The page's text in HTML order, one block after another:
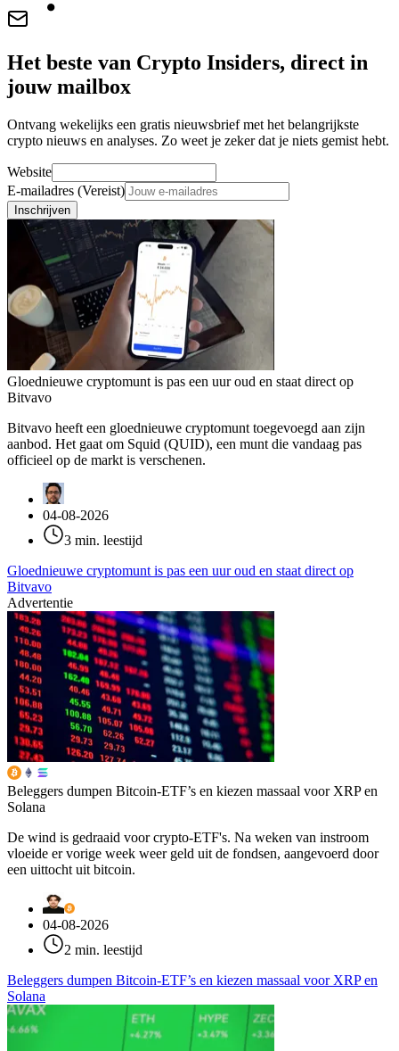
Het beste van Crypto Insiders, direct in
jouw mailbox
Ontvang wekelijks een gratis nieuwsbrief met het belangrijkste
crypto nieuws en analyses. Zo weet je zeker dat je niets gemist hebt.
Website
E-mailadres (Vereist)
Inschrijven
Gloednieuwe cryptomunt is pas een uur oud en staat direct op
Bitvavo
Bitvavo heeft een gloednieuwe cryptomunt toegevoegd aan zijn
aanbod. Het gaat om Squid (QUID), een munt die vandaag pas
officieel op de markt is verschenen.
04-08-2026
3 min. leestijd
Gloednieuwe cryptomunt is pas een uur oud en staat direct op
Bitvavo
Advertentie
Beleggers dumpen Bitcoin-ETF’s en kiezen massaal voor XRP en
Solana
De wind is gedraaid voor crypto-ETF's. Na weken van instroom
vloeide er vorige week weer geld uit de fondsen, aangevoerd door
een uittocht uit bitcoin.
04-08-2026
2 min. leestijd
Beleggers dumpen Bitcoin-ETF’s en kiezen massaal voor XRP en
Solana